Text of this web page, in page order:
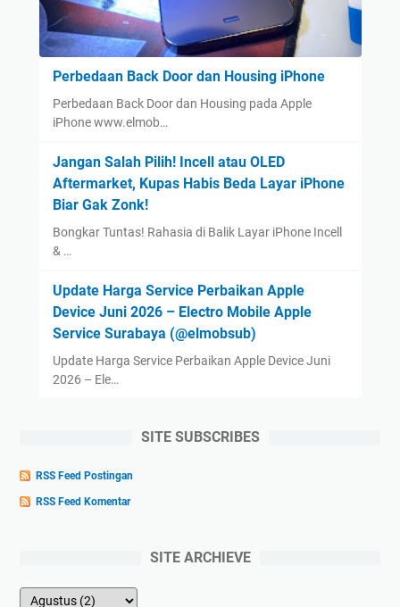
Perbedaan Back Door dan Housing iPhone
Perbedaan Back Door dan Housing pada Apple
iPhone www.elmob…
Jangan Salah Pilih! Incell atau OLED
Aftermarket, Kupas Habis Beda Layar iPhone
Biar Gak Zonk!
Bongkar Tuntas! Rahasia di Balik Layar iPhone Incell
& …
Update Harga Service Perbaikan Apple
Device Juni 2026 – Electro Mobile Apple
Service Surabaya (@elmobsub)
Update Harga Service Perbaikan Apple Device Juni
2026 – Ele…
SITE SUBSCRIBES
RSS Feed Postingan
RSS Feed Komentar
SITE ARCHIEVE